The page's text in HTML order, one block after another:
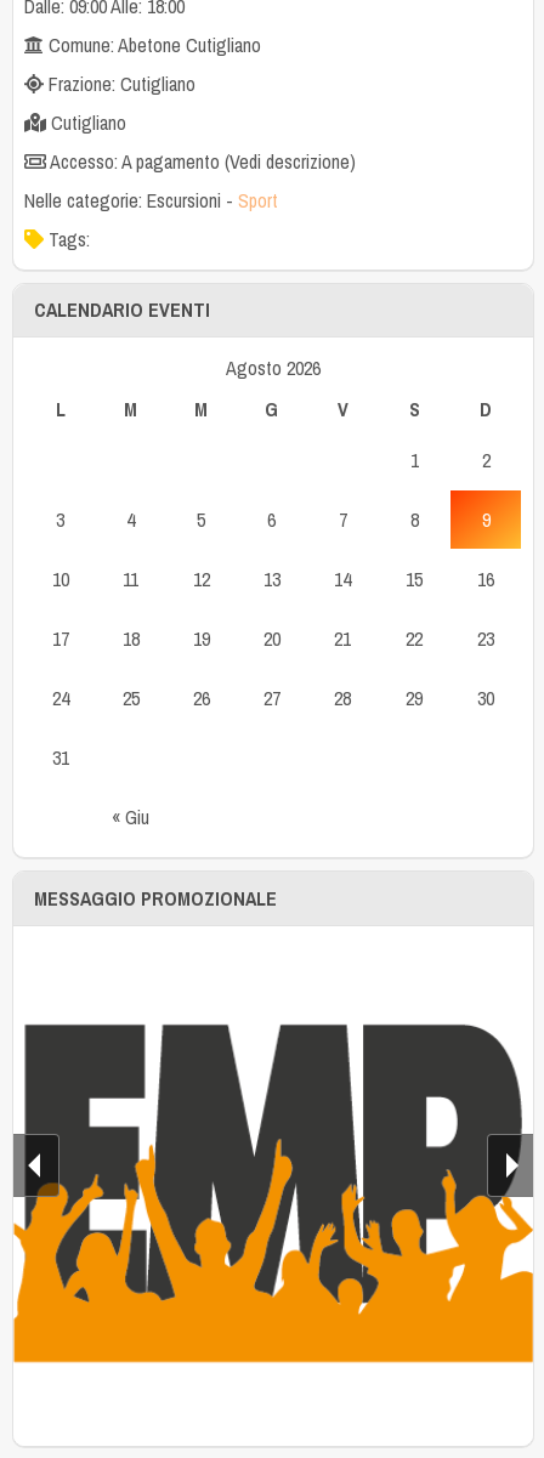
Dalle: 09:00 Alle: 18:00
Comune: Abetone Cutigliano
Frazione: Cutigliano
Cutigliano
Accesso: A pagamento (Vedi descrizione)
Nelle categorie: Escursioni - Sport
Tags:
CALENDARIO EVENTI
Agosto 2026
L
M M G V S D
« Giu
1 2
3 4 5 6 7 8 9
10 11 12 13 14 15 16
17 18 19 20 21 22 23
24 25 26 27 28 29 30
31
MESSAGGIO PROMOZIONALE